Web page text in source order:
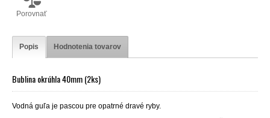
Porovnať
Popis Hodnotenia tovarov
Bublina okrúhla 40mm (2ks)
Vodná guľa je pascou pre opatrné dravé ryby.